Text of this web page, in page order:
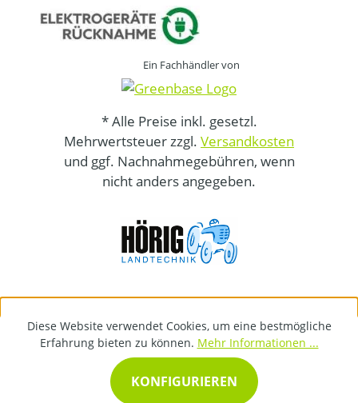
Ein Fachhändler von
* Alle Preise inkl. gesetzl.
Mehrwertsteuer zzgl. Versandkosten
und ggf. Nachnahmegebühren, wenn
nicht anders angegeben.
Diese Website verwendet Cookies, um eine bestmögliche
Erfahrung bieten zu können. Mehr Informationen ...
KONFIGURIEREN